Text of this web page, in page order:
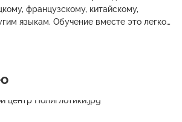
французскому, китайскому,
языкам. Обучение вместе это легко
Ученики осваивают языки в
форме.